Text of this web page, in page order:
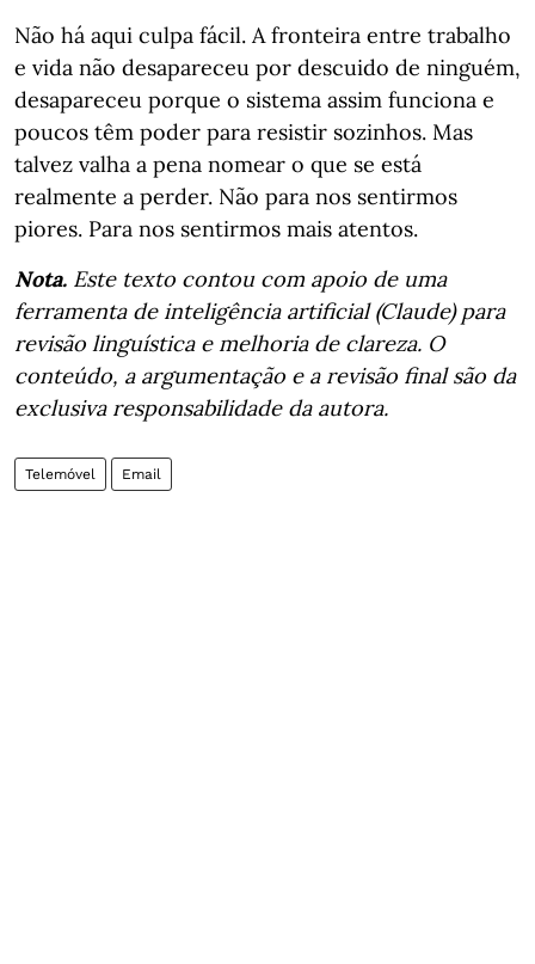
Não há aqui culpa fácil. A fronteira entre trabalho
e vida não desapareceu por descuido de ninguém,
desapareceu porque o sistema assim funciona e
poucos têm poder para resistir sozinhos. Mas
talvez valha a pena nomear o que se está
realmente a perder. Não para nos sentirmos
piores. Para nos sentirmos mais atentos.
Nota. Este texto contou com apoio de uma
ferramenta de inteligência artificial (Claude) para
revisão linguística e melhoria de clareza. O
conteúdo, a argumentação e a revisão final são da
exclusiva responsabilidade da autora.
Telemóvel Email